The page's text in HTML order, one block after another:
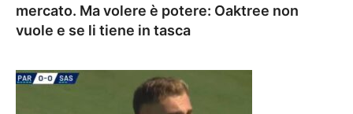
mercato. Ma volere è potere: Oaktree non
vuole e se li tiene in tasca